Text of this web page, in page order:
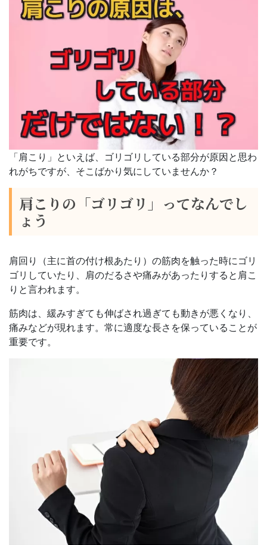
「肩こり 」といえば、ゴリゴリしている部分が原因と思わ
れがちですが、そこばかり気にしていませんか？
肩こりの「ゴリゴリ」ってなんでし
ょう
肩回り（主に首の付け根あたり）の筋肉を触った時にゴリ
ゴリしていたり、肩のだるさや痛みがあったりすると肩こ
りと言われます。
筋肉は、緩みすぎても伸ばされ過ぎても動きが悪くなり、
痛みなどが現れます。常に適度な長さを保っていることが
重要です。